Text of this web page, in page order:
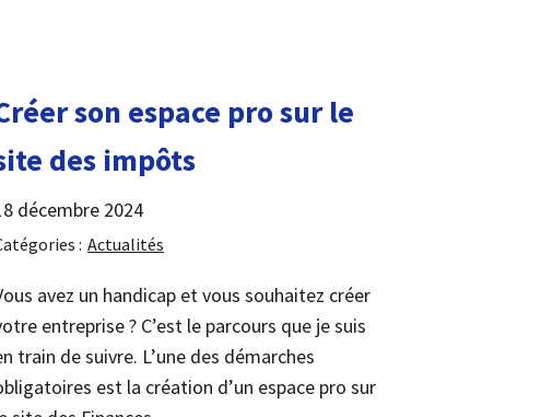
»
son espace pro sur le
des impôts
décembre 2024
: Actualités
avez un handicap et vous souhaitez créer
entreprise ? C’est le parcours que je suis
train de suivre. L’une des démarches
est la création d’un espace pro sur